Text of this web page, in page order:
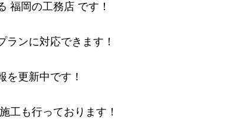
福岡の工務店 です！
ンに対応できます！
更新中です！
工も行っております！